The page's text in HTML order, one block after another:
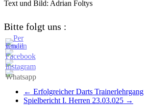
Text und Bild: Adrian Foltys
Bitte folgt uns :
← Erfolgreicher Darts Trainerlehrgang
Spielbericht I. Herren 23.03.025 →